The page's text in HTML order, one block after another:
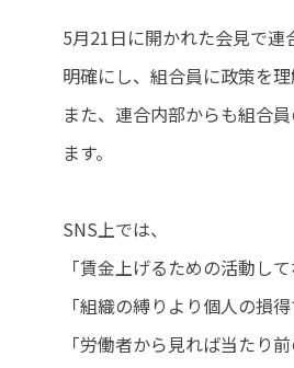
5月21日に開かれた会見で
明確にし、組合員に政策を
また、連合内部からも組合
ます。
SNS上では、
「賃金上げるための活動して
「組織の縛りより個人の損
「労働者から見れば当たり前